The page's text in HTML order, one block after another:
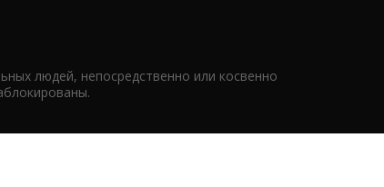
людей, непосредственно или косвенно